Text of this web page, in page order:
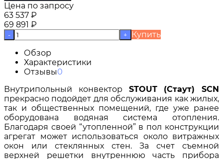
Цена по запросу
63 537 ₽
69 891 ₽
- +
Купить
Обзор
Характеристики
Отзывы0
Внутрипольный конвектор STOUT (Стаут) SCN
прекрасно подойдет для обслуживания как жилых,
так и общественных помещений, где уже ранее
оборудована водяная система отопления.
Благодаря своей “утопленной” в пол конструкции
агрегат может использоваться около витражных
окон или стеклянных стен. За счет съемной
верхней решетки внутреннюю часть прибора